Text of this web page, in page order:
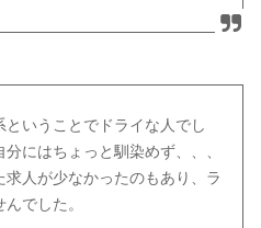
いうことでドライな人でし
にはちょっと馴染めず、、、
人が少なかったのもあり、ラ
でした。